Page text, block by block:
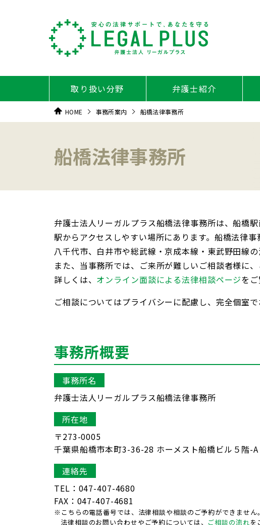
取り扱い分野 弁護士紹介
HOME 事務所案内 船橋法律事務所
船橋法律事務所
弁護士法人リーガルプラス船橋法律事務所は、船橋
駅からアクセスしやすい場所にあります。船橋法律
八千代市、白井市や総武線・京成本線・東武野田線
また、当事務所では、ご来所が難しいご相談者様に
詳しくは、 オンライン面談による法律相談ページをご
ご相談についてはプライバシーに配慮し、完全個室で
事務所概要
事務所名
弁護士法人リーガルプラス船橋法律事務所
所在地
〒273-0005
千葉県船橋市本町3-36-28 ホーメスト船橋ビル５階-A
連絡先
TEL：047-407-4680
FAX：047-407-4681
※こちらの電話番号では、法律相談や相談のご予約ができません。
法律相談のお問い合わせやご予約については、 ご相談の流れを